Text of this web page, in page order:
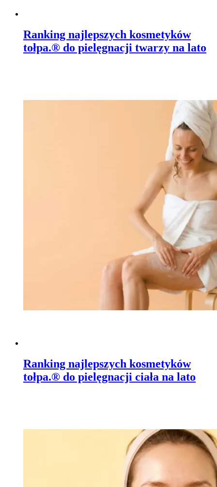
Ranking najlepszych kosmetyków
tołpa.® do pielęgnacji twarzy na lato
Ranking najlepszych kosmetyków
tołpa.® do pielęgnacji ciała na lato